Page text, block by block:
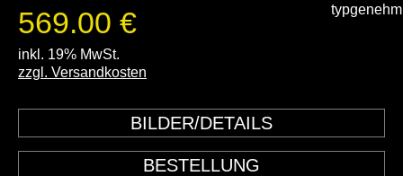
569.00 €
inkl. 19% MwSt.
zzgl. Versandkosten
BILDER/DETAILS
BESTELLUNG